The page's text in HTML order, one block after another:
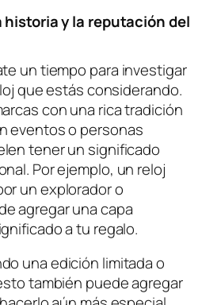
historia y la reputación del
un tiempo para investigar
que estás considerando.
con una rica tradición
eventos o personas
tener un significado
Por ejemplo, un reloj
un explorador o
agregar una capa
a tu regalo.
una edición limitada o
también puede agregar